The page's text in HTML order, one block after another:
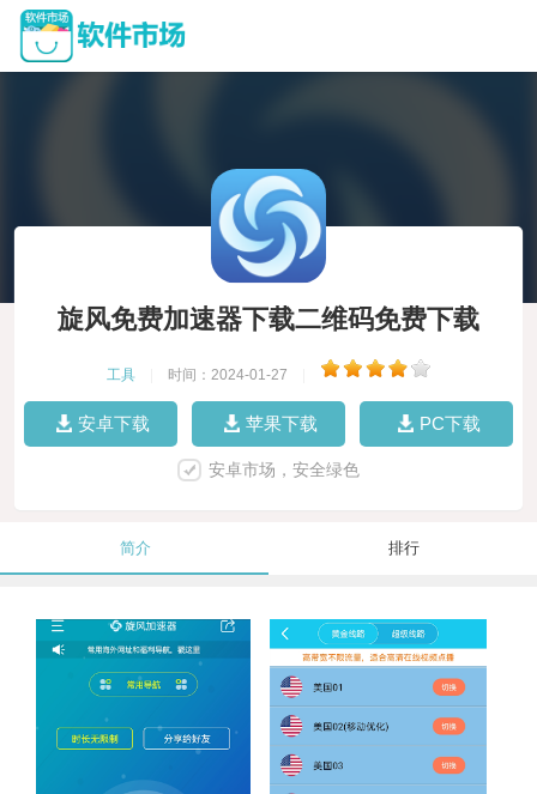
旋风免费加速器下载二维码免费下载
工具 时间：2024-01-27
安卓下载 苹果下载 PC下载
安卓市场，安全绿色
简介 排行